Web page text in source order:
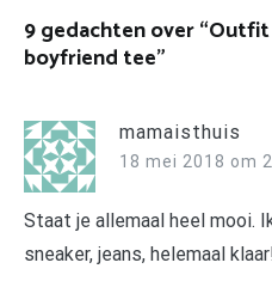
9 gedachten over “Outfit
boyfriend tee”
mamaisthuis
18 mei 2018 om
Staat je allemaal heel mooi.
sneaker, jeans, helemaal